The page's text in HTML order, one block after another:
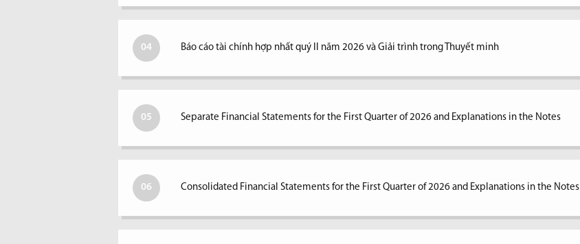
04 Báo cáo tài chính hợp nhất quý II năm 2026 và Giải trình trong Thuyết minh
05 Separate Financial Statements for the First Quarter of 2026 and Explanations in the Notes
06 Consolidated Financial Statements for the First Quarter of 2026 and Explanations in the Notes